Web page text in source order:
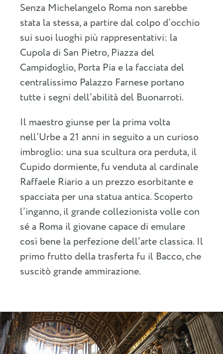
Senza Michelangelo Roma non sarebbe
stata la stessa, a partire dal colpo d’occhio
sui suoi luoghi più rappresentativi: la
Cupola di San Pietro, Piazza del
Campidoglio, Porta Pia e la facciata del
centralissimo Palazzo Farnese portano
tutte i segni dell’abilità del Buonarroti.
Il maestro giunse per la prima volta
nell’Urbe a 21 anni in seguito a un curioso
imbroglio: una sua scultura ora perduta, il
Cupido dormiente, fu venduta al cardinale
Raffaele Riario a un prezzo esorbitante e
spacciata per una statua antica. Scoperto
l’inganno, il grande collezionista volle con
sé a Roma il giovane capace di emulare
così bene la perfezione dell’arte classica. Il
primo frutto della trasferta fu il Bacco, che
suscitò grande ammirazione.